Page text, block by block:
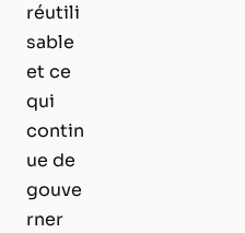
réutili
sable
et ce
qui
contin
ue de
gouve
rner